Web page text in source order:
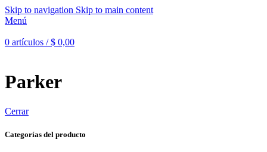
Skip to navigation Skip to main content
Menú
0 artículos / $ 0,00
Parker
Cerrar
Categorías del producto